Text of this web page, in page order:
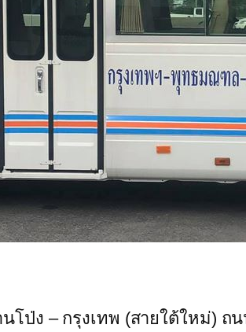
โป่ง – กรุงเทพ (สายใต้ใหม่)